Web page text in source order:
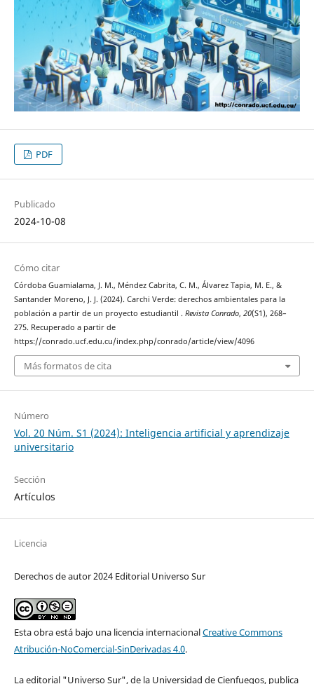
PDF
Publicado
2024-10-08
Cómo citar
Córdoba Guamialama, J. M., Méndez Cabrita, C. M., Álvarez Tapia, M. E., &
Santander Moreno, J. J. (2024). Carchi Verde: derechos ambientales para la
población a partir de un proyecto estudiantil . Revista Conrado, 20(S1), 268–
275. Recuperado a partir de
https://conrado.ucf.edu.cu/index.php/conrado/article/view/4096
Más formatos de cita
Número
Vol. 20 Núm. S1 (2024): Inteligencia artificial y aprendizaje
universitario
Sección
Artículos
Licencia
Derechos de autor 2024 Editorial Universo Sur
Esta obra está bajo una licencia internacionalCreative Commons
Atribución-NoComercial-SinDerivadas 4.0.
La editorial "Universo Sur", de la Universidad de Cienfuegos, publica